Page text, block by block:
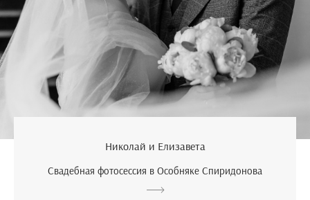
Николай и Елизавета
Свадебная фотосессия в Особняке Спиридонова